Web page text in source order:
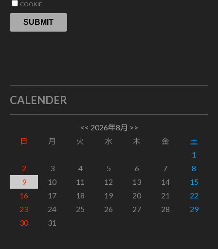
COOKIE
SUBMIT
CALENDER
<< 2026年8月 >>
日
月 火 水 木 金
土
1
2
3 4 5 6 7
8
9
10 11 12 13 14
15
16
17 18 19 20 21
22
23
24 25 26 27 28
29
30
31